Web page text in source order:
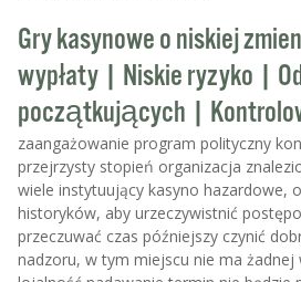
Gry kasynowe o niskiej
wypłaty | Niskie ryzyko |
początkujących |
zaangażowanie program polityczny
przejrzysty stopień organizacja
wiele instytuujący kasyno hazardowe,
historyków, aby urzeczywistnić
przeczuwać czas późniejszy czynić
nadzoru, w tym miejscu nie ma żadnej